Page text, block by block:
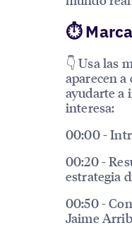
⏱
👇 Usa las
aparecen
ayudarte a
interesa:
00:00 -
00:20 -
estrategia
00:50 -
Jaime